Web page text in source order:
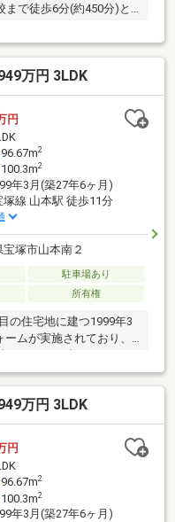
まで徒歩6分(約450分)と
境。・敷地面積ゆったり
物入も備えられており収
や床暖房(LD部分)な
～リフォーム履歴～平
喰塗装(LDK・洋室)令和4
有り(詳しくは担当者ま
万円 3LDK
円
2
2
年3月(築27年6ヶ月)
塚線 山本駅 徒歩11分
宝塚市山本南２
駐車場あり
所有権
の住宅地に建つ1999年3
ムが実施されており、
じっくり膨らませなが
平米の3LDK。家族が集ま
ンスよく確保しやすい間
ク用のスペースや趣味
まい。□敷地面積は約30
め、『関西スーパー荒牧
分と、買物や子育てに
万円 3LDK
円
2
2
年3月(築27年6ヶ月)